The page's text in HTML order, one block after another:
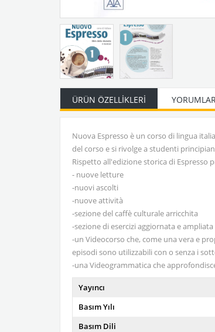
ÜRÜN ÖZELLIKLERI
Nuova Espresso è un corso di lingua
del corso e si rivolge a studenti
Rispetto all'edizione storica di
- nuove letture
-nuovi ascolti
-nuove attività
-sezione del caffè culturale arricchita
-sezione di esercizi aggiornata e ampliata
-un Videocorso che, come una vera e
episodi sono utilizzabili con o senza i
-una Videogrammatica che
Yayıncı
Basım Yılı
Basım Dili